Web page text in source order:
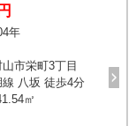
年
市栄町3丁目
八坂 徒歩4分
㎡